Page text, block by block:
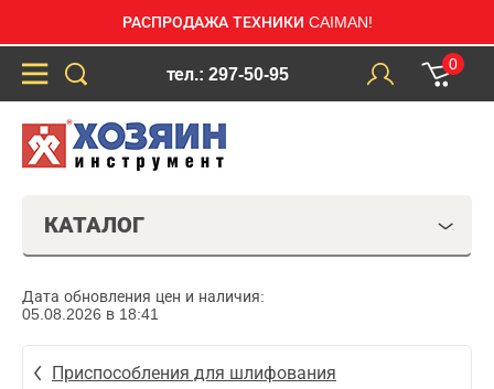
РАСПРОДАЖА ТЕХНИКИ CAIMAN!
тел.: 297-50-95
0
КАТАЛОГ
Дата обновления цен и наличия:
05.08.2026 в 18:41
Приспособления для шлифования